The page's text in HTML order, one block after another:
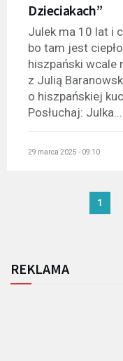
Dzieciakach”
Julek ma 10 lat i
bo tam jest
hiszpański wcale
z Julią
o hiszpańskiej
Posłuchaj: Julka...
29 marca 2025 - 09:10
1
REKLAMA